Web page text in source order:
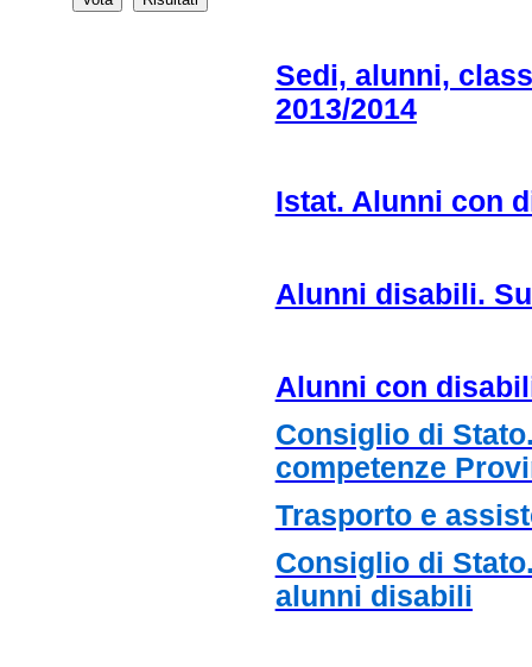
Sedi, alunni,
2013/2014
Istat. Alunni con
Alunni disabili.
Alunni con
Consiglio di
competenze
Trasporto e
Consiglio di
alunni disabili